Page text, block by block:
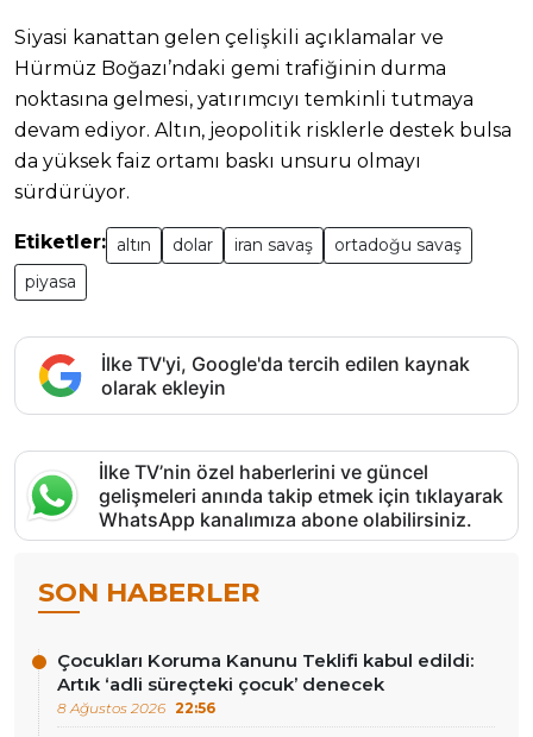
Siyasi kanattan gelen çelişkili açıklamalar ve
Hürmüz Boğazı’ndaki gemi trafiğinin durma
noktasına gelmesi, yatırımcıyı temkinli tutmaya
devam ediyor. Altın, jeopolitik risklerle destek bulsa
da yüksek faiz ortamı baskı unsuru olmayı
sürdürüyor.
Etiketler: altın dolar iran savaş
ortadoğu savaş
piyasa
İlke TV'yi, Google'da tercih edilen kaynak
olarak ekleyin
İlke TV’nin özel haberlerini ve güncel
gelişmeleri anında takip etmek için tıklayarak
WhatsApp kanalımıza abone olabilirsiniz.
SON HABERLER
Çocukları Koruma Kanunu Teklifi kabul edildi:
Artık ‘adli süreçteki çocuk’ denecek
8 Ağustos 2026 22:56